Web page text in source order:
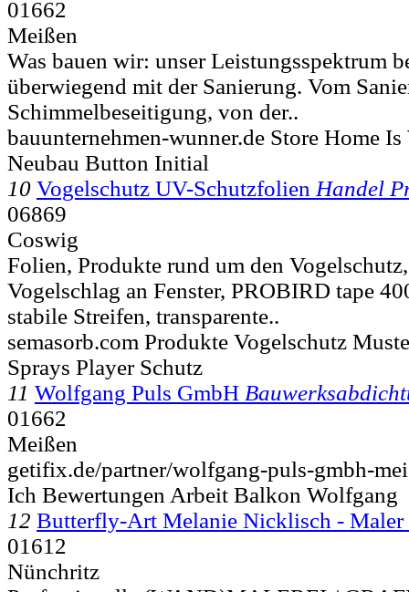
01662
Meißen
Was bauen wir: unser Leistungsspektrum
überwiegend mit der Sanierung. Vom
Schimmelbeseitigung, von der..
bauunternehmen-wunner.de Store Home
Neubau Button Initial
10 Vogelschutz UV-Schutzfolien Handel
06869
Coswig
Folien, Produkte rund um den
Vogelschlag an Fenster, PROBIRD tape
stabile Streifen, transparente..
semasorb.com Produkte Vogelschutz
Sprays Player Schutz
11 Wolfgang Puls GmbH
01662
Meißen
getifix.de/partner/wolfgang-puls-gmbh-
Ich Bewertungen Arbeit Balkon Wolfgang
12 Butterfly-Art Melanie Nicklisch - Maler
01612
Nünchritz